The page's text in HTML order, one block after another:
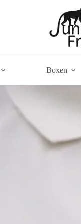
Boxen